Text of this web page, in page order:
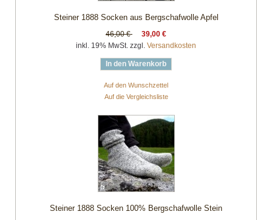
Steiner 1888 Socken aus Bergschafwolle Apfel
46,00 €
39,00 €
inkl. 19% MwSt. zzgl. Versandkosten
In den Warenkorb
Auf den Wunschzettel
Auf die Vergleichsliste
Steiner 1888 Socken 100% Bergschafwolle Stein